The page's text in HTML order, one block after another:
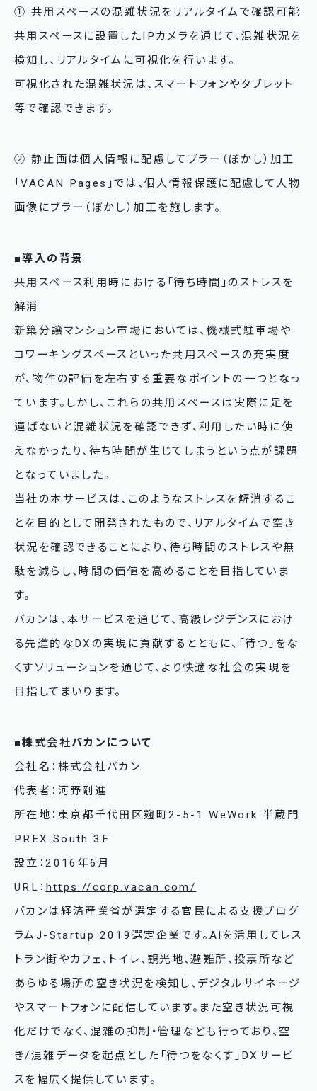
① 共用スペースの混雑状況をリアルタイムで確認可能
共用スペースに設置したIPカメラを通じて、混雑状況を
検知し、リアルタイムに可視化を行います。
可視化された混雑状況は、スマートフォンやタブレット
等で確認できます。
② 静止画は個人情報に配慮してブラー（ぼかし）加工
「VACAN Pages」では、個人情報保護に配慮して人物
画像にブラー（ぼかし）加工を施します。
■導入の背景
共用スペース利用時における「待ち時間」のストレスを
解消
新築分譲マンション市場においては、機械式駐車場や
コワーキングスペースといった共用スペースの充実度
が、物件の評価を左右する重要なポイントの一つとなっ
ています。しかし、これらの共用スペースは実際に足を
運ばないと混雑状況を確認できず、利用したい時に使
えなかったり、待ち時間が生じてしまうという点が課題
となっていました。
当社の本サービスは、このようなストレスを解消するこ
とを目的として開発されたもので、リアルタイムで空き
状況を確認できることにより、待ち時間のストレスや無
駄を減らし、時間の価値を高めることを目指していま
す。
バカンは、本サービスを通じて、高級レジデンスにおけ
る先進的なDXの実現に貢献するとともに、「待つ」をな
くすソリューションを通じて、より快適な社会の実現を
目指してまいります。
■株式会社バカンについて
会社名：株式会社バカン
代表者：河野剛進
所在地：東京都千代田区麹町2-5-1 WeWork 半蔵門
PREX South 3F
設立：2016年6月
URL： https://corp.vacan.com/
バカンは経済産業省が選定する官民による支援プログ
ラムJ-Startup 2019選定企業です。AIを活用してレス
トラン街やカフェ、トイレ、観光地、避難所、投票所など
あらゆる場所の空き状況を検知し、デジタルサイネージ
やスマートフォンに配信しています。また空き状況可視
化だけでなく、混雑の抑制・管理なども行っており、空
き/混雑データを起点とした「待つをなくす」DXサービ
スを幅広く提供しています。